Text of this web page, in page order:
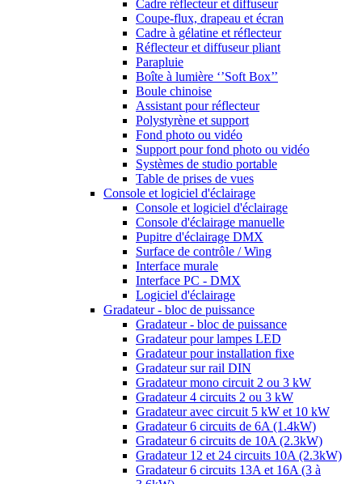
Cadre réflecteur et diffuseur
Coupe-flux, drapeau et écran
Cadre à gélatine et réflecteur
Réflecteur et diffuseur pliant
Parapluie
Boîte à lumière ‘’Soft Box’’
Boule chinoise
Assistant pour réflecteur
Polystyrène et support
Fond photo ou vidéo
Support pour fond photo ou vidéo
Systèmes de studio portable
Table de prises de vues
Console et logiciel d'éclairage
Console et logiciel d'éclairage
Console d'éclairage manuelle
Pupitre d'éclairage DMX
Surface de contrôle / Wing
Interface murale
Interface PC - DMX
Logiciel d'éclairage
Gradateur - bloc de puissance
Gradateur - bloc de puissance
Gradateur pour lampes LED
Gradateur pour installation fixe
Gradateur sur rail DIN
Gradateur mono circuit 2 ou 3 kW
Gradateur 4 circuits 2 ou 3 kW
Gradateur avec circuit 5 kW et 10 kW
Gradateur 6 circuits de 6A (1.4kW)
Gradateur 6 circuits de 10A (2.3kW)
Gradateur 12 et 24 circuits 10A (2.3kW)
Gradateur 6 circuits 13A et 16A (3 à